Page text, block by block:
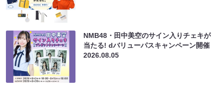
NMB48・田中美空のサイン入りチェキが
当たる! dバリューパスキャンペーン開催
2026.08.05